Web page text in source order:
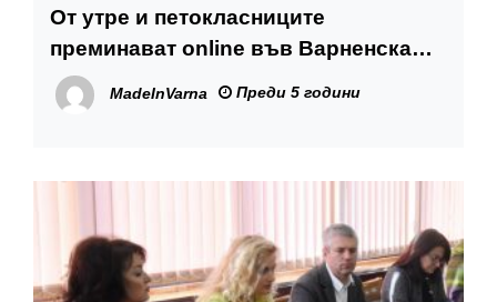
От утре и петокласниците
преминават online във Варненска
област
MadeInVarna Преди 5 години